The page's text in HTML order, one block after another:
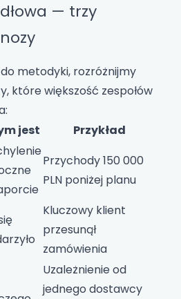
— trzy
metodyki, rozróżnijmy
które większość zespołów
jest Przykład
Przychody 150 000
PLN poniżej planu
Kluczowy klient
przesunął
zamówienia
Uzależnienie od
jednego dostawcy